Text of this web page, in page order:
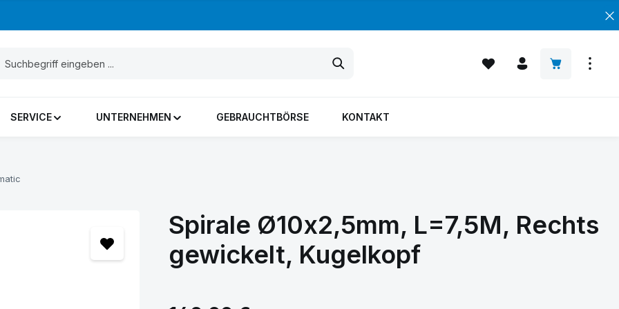
SERVICE UNTERNEHMEN GEBRAUCHTBÖRSE KONTAKT
Spirale Ø10x2,5mm, L=7,5M, Rechts
gewickelt, Kugelkopf
Regulärer Preis: